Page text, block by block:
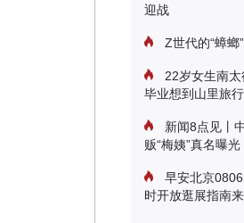
迎战
Z世代的“蟑螂
22岁女生南
毕业想到山里旅行
新闻8点见丨
贩“梅姨”真名曝光
早安北京
时开放逛展指南